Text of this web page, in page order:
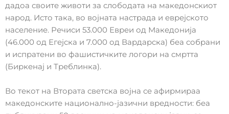
дадоа своите животи за слободата на македонскиот
народ. Исто така, во војната настрада и еврејското
население. Речиси 53.000 Евреи од Македонија
(46.000 од Егејска и 7.000 од Вардарска) беа собрани
и испратени во фашистичките логори на смртта
(Биркенај и Треблинка).
Во текот на Втората светска војна се афирмираа
македонските национално-јазични вредности: беа